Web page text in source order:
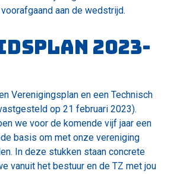
aan de wedstrijd.
2023-
Verenigingsplan en een Technisch
op 21 februari 2023).
we voor de komende vijf jaar een
basis om met onze vereniging
In deze stukken staan concrete
vanuit het bestuur en de TZ met jou